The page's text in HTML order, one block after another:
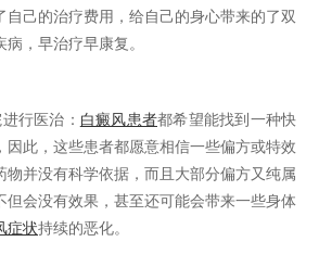
自己的治疗费用，给自己的身心带来的了双
，早治疗早康复。
行医治： 白癜风患者都希望能找到一种快
因此，这些患者都愿意相信一些偏方或特效
物并没有科学依据，而且大部分偏方又纯属
但会没有效果，甚至还可能会带来一些身体
症状持续的恶化。